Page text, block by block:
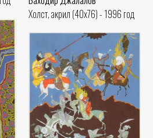
Холст, акрил (40x76) - 1996 год